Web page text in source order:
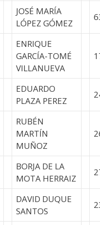
JOSÉ MARÍA
LÓPEZ GÓMEZ
ENRIQUE
GARCÍA-TOMÉ
VILLANUEVA
EDUARDO
PLAZA PEREZ
RUBÉN
MARTÍN
MUÑOZ
BORJA DE LA
MOTA HERRAIZ
DAVID DUQUE
SANTOS